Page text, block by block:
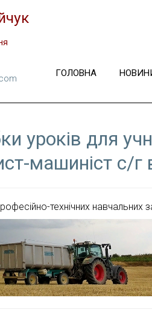
ГОЛОВНА
уроків для
машиніст с/г
технічних навчальних